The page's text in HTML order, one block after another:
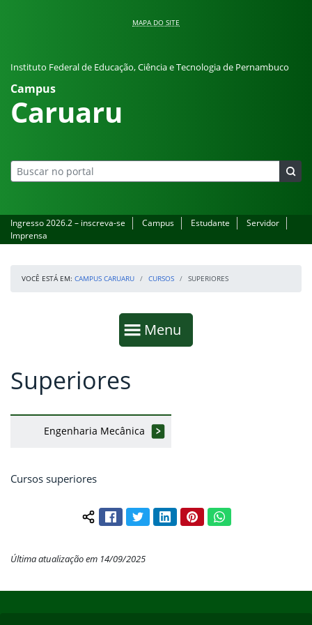
MAPA DO SITE
Instituto Federal de Educação, Ciência e Tecnologia de Pernambuco
Campus
Caruaru
Ingresso 2026.2 – inscreva-se Campus Estudante
Servidor
Imprensa
VOCÊ ESTÁ EM: CAMPUS CARUARU CURSOS SUPERIORES
Mostrar
Menu
Fim da navegação
Início do conteúdo
Superiores
Engenharia Mecânica
Cursos superiores
Compartilhar conteúdo:
FacebookTwitterLinkedInPinterestWhatsApp
Última atualização em 14/09/2025